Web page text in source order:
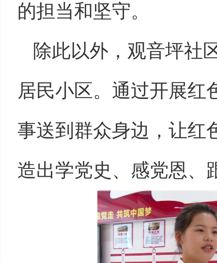
的担当和坚守。
除此以外，观音坪社
居民小区。通过开展红
事送到群众身边，让红
造出学党史、感党恩、